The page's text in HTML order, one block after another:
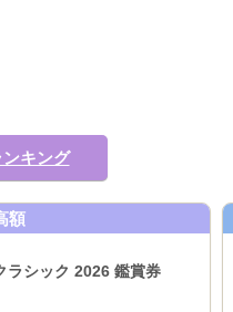
ンキング
額
ラシック 2026 鑑賞券